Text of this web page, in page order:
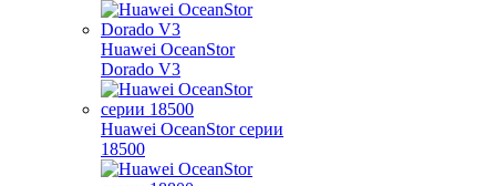
Huawei OceanStor
Dorado V3
Huawei OceanStor серии
18500